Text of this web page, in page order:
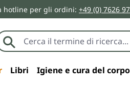
hotline per gli ordini: +49 (0) 7626
Libri Igiene e cura del corpo